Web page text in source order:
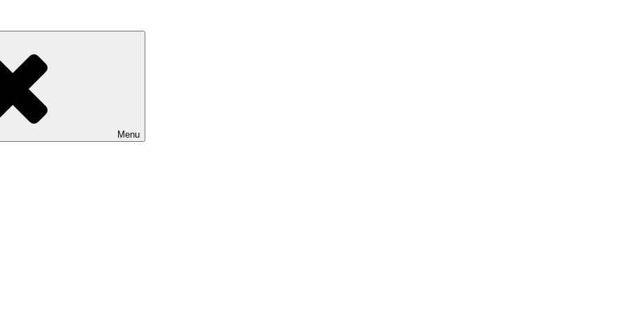
podujatí, a komplexným marketingovým poradenstvom.
Menu